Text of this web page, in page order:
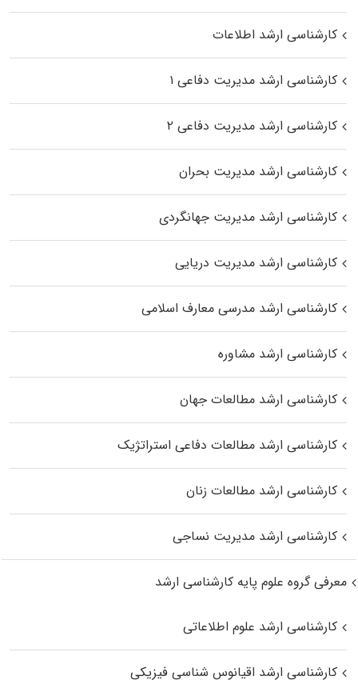
کارشناسی ارشد اطلاعات
کارشناسی ارشد مدیریت دفاعی ۱
کارشناسی ارشد مدیریت دفاعی ۲
کارشناسی ارشد مدیریت بحران
کارشناسی ارشد مدیریت جهانگردی
کارشناسی ارشد مدیریت دریایی
کارشناسی ارشد مدرسی معارف اسلامی
کارشناسی ارشد مشاوره
کارشناسی ارشد مطالعات جهان
کارشناسی ارشد مطالعات دفاعی استراتژیک
کارشناسی ارشد مطالعات زنان
کارشناسی ارشد مدیریت نساجی
معرفی گروه علوم پایه کارشناسی ارشد
کارشناسی ارشد علوم اطلاعاتی
کارشناسی ارشد اقیانوس‌ شناسی فیزیکی